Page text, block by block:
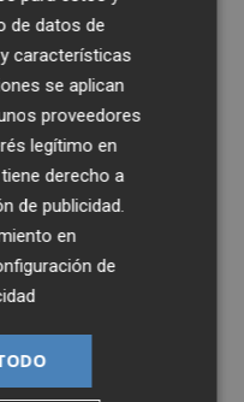
además,
los daños
en la
de la mancha
desde 2022
naranjas de
de
falsa polilla.
de datos de
características
se aplican
proveedores
legítimo en
derecho a
de publicidad.
en
de